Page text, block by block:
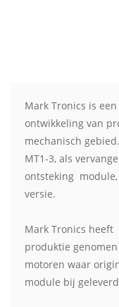
Mark Tronics is
ontwikkeling van
mechanisch
MT1-3, als
ontsteking
versie.
Mark Tronics heeft
produktie
motoren waar
module bij